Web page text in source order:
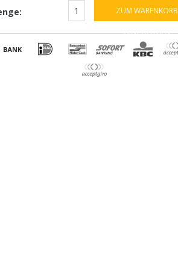
ZUM WARENKORB
HINZUFÜGEN